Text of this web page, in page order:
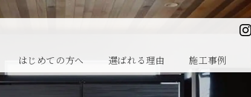
はじめての方へ 選ばれる理由 施工事例